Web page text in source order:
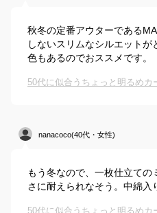
秋冬の定番アウターである
しないスリムなシルエット
色もあるのでおススメです。
nanacoco(40代・女性)
もう冬なので、一枚仕立て
さに耐えられなそう。中綿入